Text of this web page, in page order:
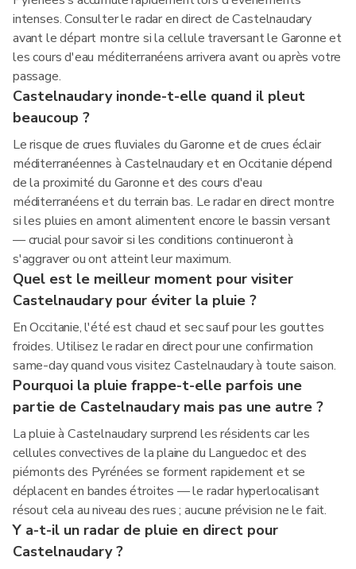
intenses. Consulter le radar en direct de Castelnaudary
avant le départ montre si la cellule traversant le Garonne et
les cours d'eau méditerranéens arrivera avant ou après votre
passage.
Castelnaudary inonde-t-elle quand il pleut
beaucoup ?
Le risque de crues fluviales du Garonne et de crues éclair
méditerranéennes à Castelnaudary et en Occitanie dépend
de la proximité du Garonne et des cours d'eau
méditerranéens et du terrain bas. Le radar en direct montre
si les pluies en amont alimentent encore le bassin versant
— crucial pour savoir si les conditions continueront à
s'aggraver ou ont atteint leur maximum.
Quel est le meilleur moment pour visiter
Castelnaudary pour éviter la pluie ?
En Occitanie, l'été est chaud et sec sauf pour les gouttes
froides. Utilisez le radar en direct pour une confirmation
same-day quand vous visitez Castelnaudary à toute saison.
Pourquoi la pluie frappe-t-elle parfois une
partie de Castelnaudary mais pas une autre ?
La pluie à Castelnaudary surprend les résidents car les
cellules convectives de la plaine du Languedoc et des
piémonts des Pyrénées se forment rapidement et se
déplacent en bandes étroites — le radar hyperlocalisant
résout cela au niveau des rues ; aucune prévision ne le fait.
Y a-t-il un radar de pluie en direct pour
Castelnaudary ?